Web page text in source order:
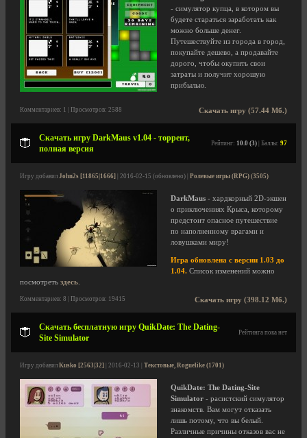
- симулятор купца, в котором вы
будете стараться заработать как
можно больше денег.
Путешествуйте из города в город,
покупайте дешево, а продавайте
дорого, чтобы окупить свои
затраты и получит хорошую
прибылью.
Скачать игру (57.44 Мб.)
Комментариев: 1 | Просмотров: 2588
Скачать игру DarkMaus v1.04 - торрент,
полная версия
Рейтинг: 10.0 (3) | Баллы: 97
Игру добавил John2s [11865|1666] | 2016-02-15 (обновлено) | Ролевые игры (RPG) (3505)
DarkMaus - хардкорный 2D-экшен
о приключениях Крыса, которому
предстоит опасное путешествие
по наполненному врагами и
ловушками миру!
Игра обновлена с версии 1.03 до
1.04. Список изменений можно
посмотреть здесь
Скачать игру (398.12 Мб.)
Комментариев: 8 | Просмотров: 19415
Скачать бесплатную игру QuikDate: The Dating-
Site Simulator
Рейтинга пока нет
Игру добавил Kusko [2563|32] | 2016-02-13 | Текстовые, Roguelike (1701)
QuikDate: The Dating-Site
Simulator - расистский симулятор
знакомств. Вам могут отказать
лишь потому, что вы белый.
Различные причины отказов вас не